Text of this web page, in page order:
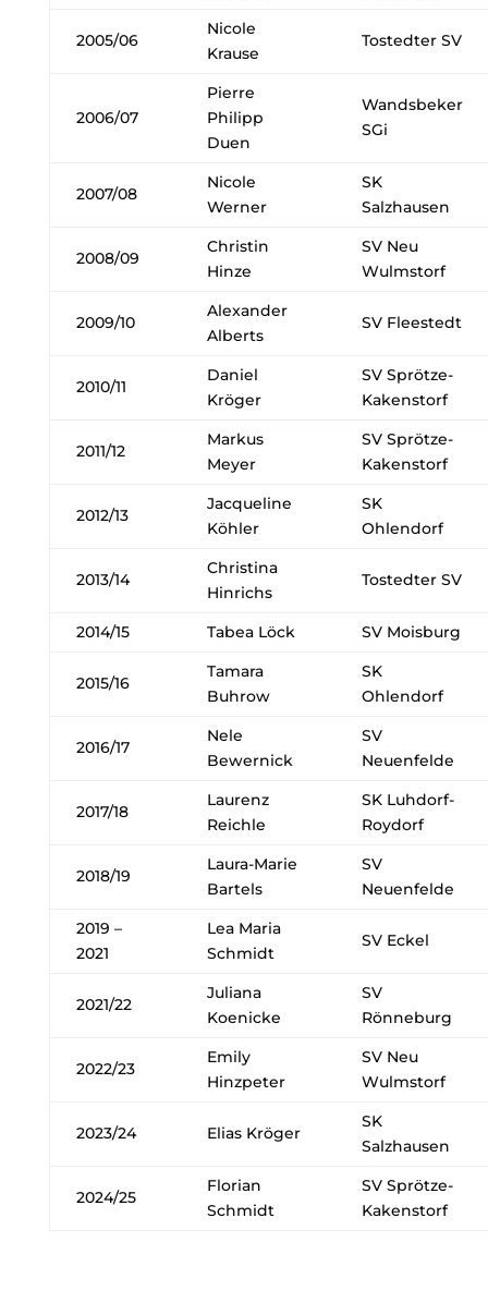
2005/06
Nicole
Krause
Tostedter SV
2006/07
Pierre
Philipp
Duen
Wandsbeker
SGi
2007/08
Nicole
Werner
SK
Salzhausen
2008/09
Christin
Hinze
SV Neu
Wulmstorf
2009/10
Alexander
Alberts
SV Fleestedt
2010/11
Daniel
Kröger
SV Sprötze-
Kakenstorf
2011/12
Markus
Meyer
SV Sprötze-
Kakenstorf
2012/13
Jacqueline
Köhler
SK
Ohlendorf
2013/14
Christina
Hinrichs
Tostedter SV
2014/15 Tabea Löck SV Moisburg
2015/16
Tamara
Buhrow
SK
Ohlendorf
2016/17
Nele
Bewernick
SV
Neuenfelde
2017/18
Laurenz
Reichle
SK Luhdorf-
Roydorf
2018/19
Laura-Marie
Bartels
SV
Neuenfelde
2019 –
2021
Lea Maria
Schmidt
SV Eckel
2021/22
Juliana
Koenicke
SV
Rönneburg
2022/23
Emily
Hinzpeter
SV Neu
Wulmstorf
2023/24 Elias Kröger
SK
Salzhausen
2024/25
Florian
Schmidt
SV Sprötze-
Kakenstorf